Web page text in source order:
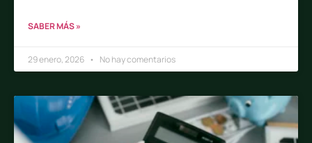
SABER MÁS »
29 enero, 2026 No hay comentarios